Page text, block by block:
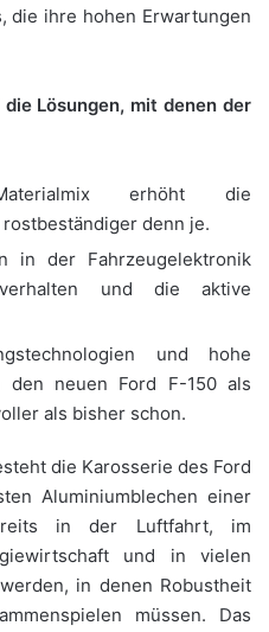
die ihre hohen Erwartungen
Lösungen, mit denen der
erhöht die
denn je.
in der Fahrzeugelektronik
und die aktive
und hohe
den neuen Ford F-150 als
als bisher schon.
die Karosserie des Ford
Aluminiumblechen einer
in der Luftfahrt, im
und in vielen
in denen Robustheit
müssen. Das